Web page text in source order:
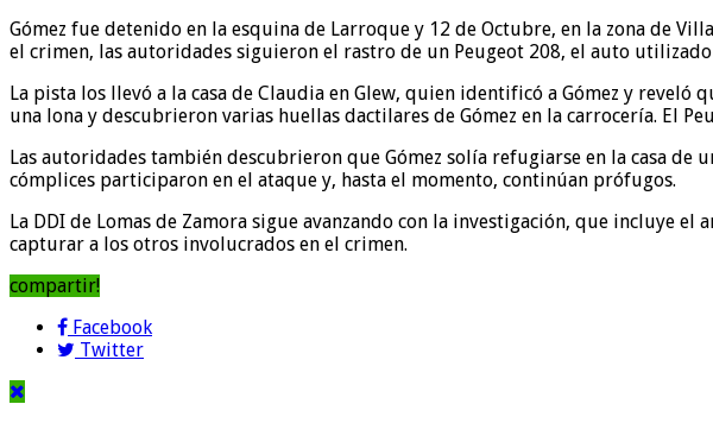
Gómez fue detenido en la esquina de Larroque y 12 de Octubre, en la zona de
el crimen, las autoridades siguieron el rastro de un Peugeot 208, el auto
La pista los llevó a la casa de Claudia en Glew, quien identificó a Gómez y
una lona y descubrieron varias huellas dactilares de Gómez en la carrocería. El
Las autoridades también descubrieron que Gómez solía refugiarse en la casa de
cómplices participaron en el ataque y, hasta el momento, continúan prófugos.
La DDI de Lomas de Zamora sigue avanzando con la investigación, que incluye
capturar a los otros involucrados en el crimen.
compartir!
Facebook
Twitter